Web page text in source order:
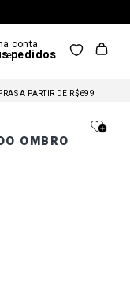
A PARTIR DE R$699
ACIMA DE R$699,00
A PARTIR DE R$699
OMBRO